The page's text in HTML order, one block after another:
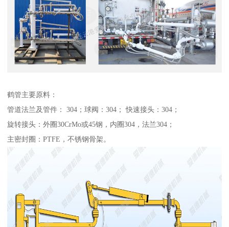
鹤管主要原料：
管道法兰及管件： 304；球阀：304； 快速接头：304；
旋转接头：外圈30CrMo或45钢，内圈304，法兰304；
主密封圈：PTFE，不锈钢骨架。